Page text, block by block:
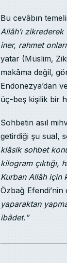
Bu cevâbın
Allâh’ı
iner, rahmet
yatar (Müslim,
makâma değil,
Endonezya’dan
üç-beş kişilik bir
Sohbetin asıl
getirdiği şu sual,
klâsik sohbet
kilogram çıktığı,
Kurban Allâh için
Özbağ Efendi’nin
yaparaktan
ibâdet.”